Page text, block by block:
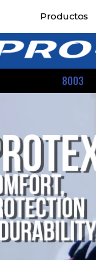
Productos
8003